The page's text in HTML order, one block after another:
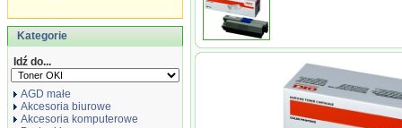
Kategorie
Idź do...
AGD małe
Akcesoria biurowe
Akcesoria komputerowe